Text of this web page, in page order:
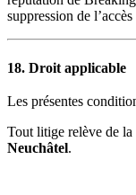
suppression de
18. Droit applicable
Les présentes
Tout litige relève de la
Neuchâtel.